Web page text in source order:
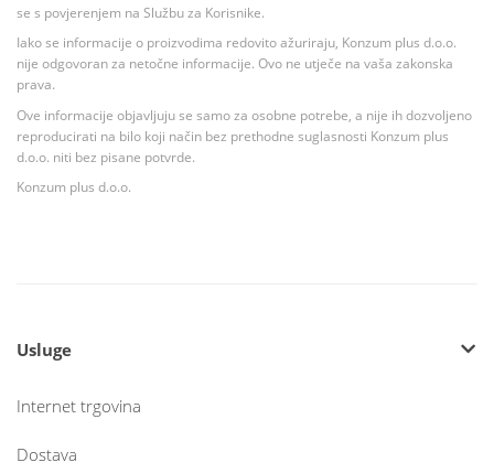
se s povjerenjem na Službu za Korisnike.
Iako se informacije o proizvodima redovito ažuriraju, Konzum plus d.o.o.
nije odgovoran za netočne informacije. Ovo ne utječe na vaša zakonska
prava.
Ove informacije objavljuju se samo za osobne potrebe, a nije ih dozvoljeno
reproducirati na bilo koji način bez prethodne suglasnosti Konzum plus
d.o.o. niti bez pisane potvrde.
Konzum plus d.o.o.
Usluge
Internet trgovina
Dostava